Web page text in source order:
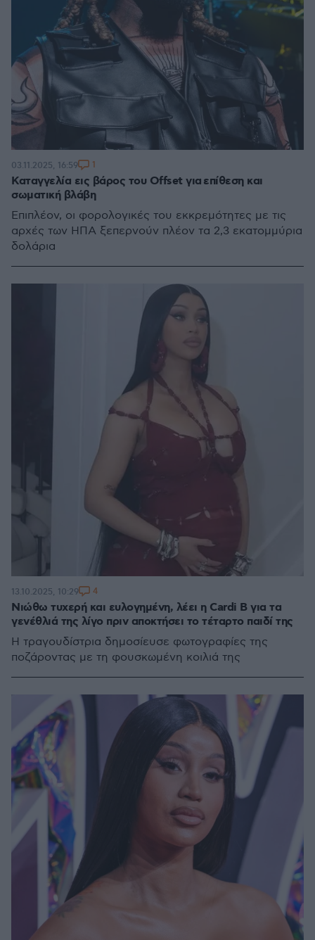
Καταγγελία εις βάρος του Offset για επίθεση και
σωματική βλάβη
Επιπλέον, οι φορολογικές του εκκρεμότητες με τις
αρχές των ΗΠΑ ξεπερνούν πλέον τα 2,3 εκατομμύρια
δολάρια
03.11.2025, 16:59 1
Νιώθω τυχερή και ευλογημένη, λέει η Cardi B για τα
γενέθλιά της λίγο πριν αποκτήσει το τέταρτο παιδί της
Η τραγουδίστρια δημοσίευσε φωτογραφίες της
ποζάροντας με τη φουσκωμένη κοιλιά της
13.10.2025, 10:29 4